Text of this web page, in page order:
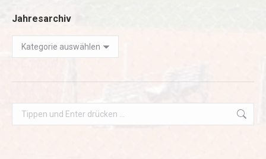
Jahresarchiv
Jahresarchiv
Search: